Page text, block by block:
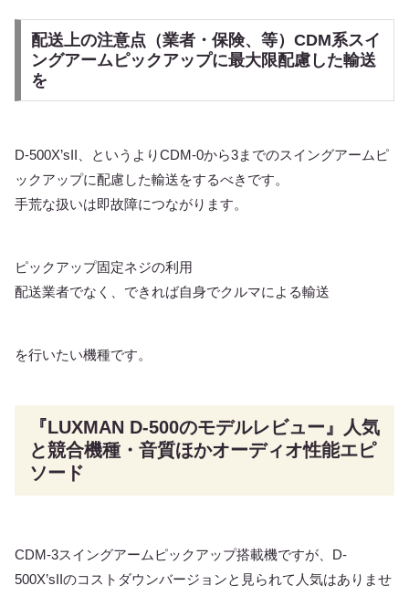
配送上の注意点（業者・保険、等）CDM系スイ
ングアームピックアップに最大限配慮した輸送
を
D-500X’sII、というよりCDM-0から3までのスイングアームピ
ックアップに配慮した輸送をするべきです。
手荒な扱いは即故障につながります。
ピックアップ固定ネジの利用
配送業者でなく、できれば自身でクルマによる輸送
を行いたい機種です。
『LUXMAN D-500のモデルレビュー』人気
と競合機種・音質ほかオーディオ性能エピ
ソード
CDM-3スイングアームピックアップ搭載機ですが、D-
500X’sIIのコストダウンバージョンと見られて人気はありませ